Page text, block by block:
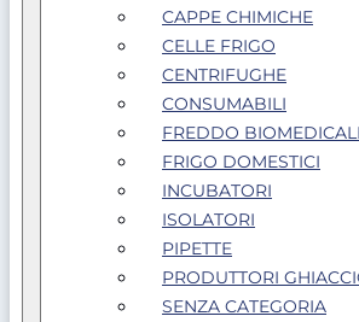
CAPPE CHIMICHE
CELLE FRIGO
CENTRIFUGHE
CONSUMABILI
FREDDO
FRIGO DOMESTICI
INCUBATORI
ISOLATORI
PIPETTE
PRODUTTORI
SENZA CATEGORIA